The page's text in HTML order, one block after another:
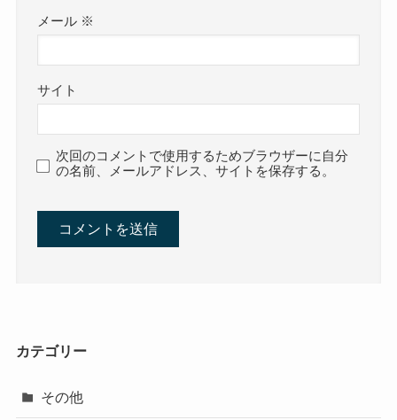
メール ※
サイト
次回のコメントで使用するためブラウザーに自分
の名前、メールアドレス、サイトを保存する。
カテゴリー
その他